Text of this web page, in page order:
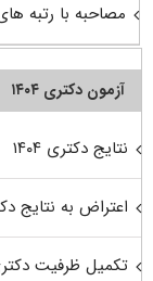
مصاحبه با رتبه
آزمون دکتری ۱۴۰۴
نتایج دکتری ۱۴۰۴
اعتراض به نتایج
تکمیل ظرفیت دکتری